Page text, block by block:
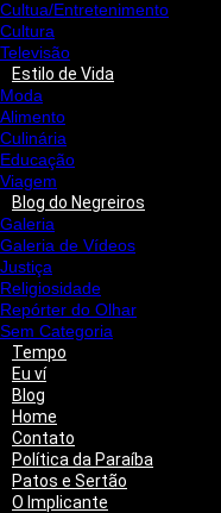
Cultua/Entretenimento
Cultura
Televisão
Estilo de Vida
Moda
Alimento
Culinária
Educação
Viagem
Blog do Negreiros
Galeria
Galeria de Vídeos
Justiça
Religiosidade
Repórter do Olhar
Sem Categoria
Tempo
Eu ví
Blog
Home
Contato
Política da Paraíba
Patos e Sertão
O Implicante